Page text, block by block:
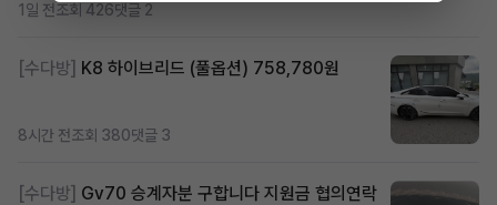
1일 전조회 426댓글 2
[수다방] K8 하이브리드 (풀옵션) 758,780원
8시간 전조회 380댓글 3
[수다방] Gv70 승계자분 구합니다 지원금 협의연락